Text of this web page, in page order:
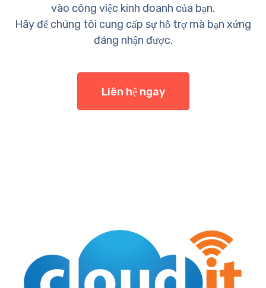
vào công việc kinh doanh của bạn.
Hãy để chúng tôi cung cấp sự hỗ trợ mà bạn xứng
đáng nhận được.
Liên hệ ngay